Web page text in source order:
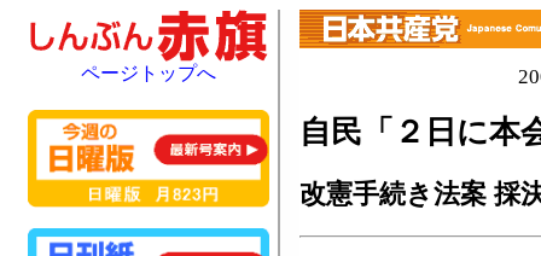
自民「２日に本
改憲手続き法案 採
ページトップへ